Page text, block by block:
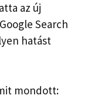
az új
Search
hatást
mondott: